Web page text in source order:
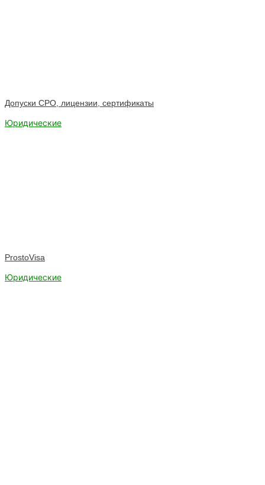
Допуски СРО, лицензии, сертификаты
Юридические
ProstoVisa
Юридические